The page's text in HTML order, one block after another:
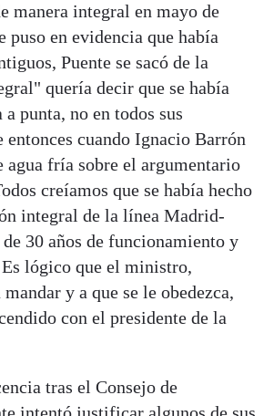
manera integral en mayo de
puso en evidencia que había
Puente se sacó de la
quería decir que se había
punta, no en todos sus
entonces cuando Ignacio Barrón
agua fría sobre el argumentario
creíamos que se había hecho
integral de la línea Madrid-
30 años de funcionamiento y
lógico que el ministro,
y a que se le obedezca,
con el presidente de la
tras el Consejo de